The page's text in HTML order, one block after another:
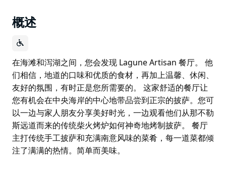
概述
在海滩和泻湖之间，您会发现 Lagune Artisan 餐厅。 他
们相信，地道的口味和优质的食材，再加上温馨、休闲、
友好的氛围，有时正是您所需要的。 这家舒适的餐厅让
您有机会在中央海岸的中心地带品尝到正宗的披萨。您可
以一边与家人朋友分享美好时光，一边观看他们从那不勒
斯远道而来的传统柴火烤炉如何神奇地烤制披萨。 餐厅
主打传统手工披萨和充满南意风味的菜肴，每一道菜都倾
注了满满的热情。简单而美味。